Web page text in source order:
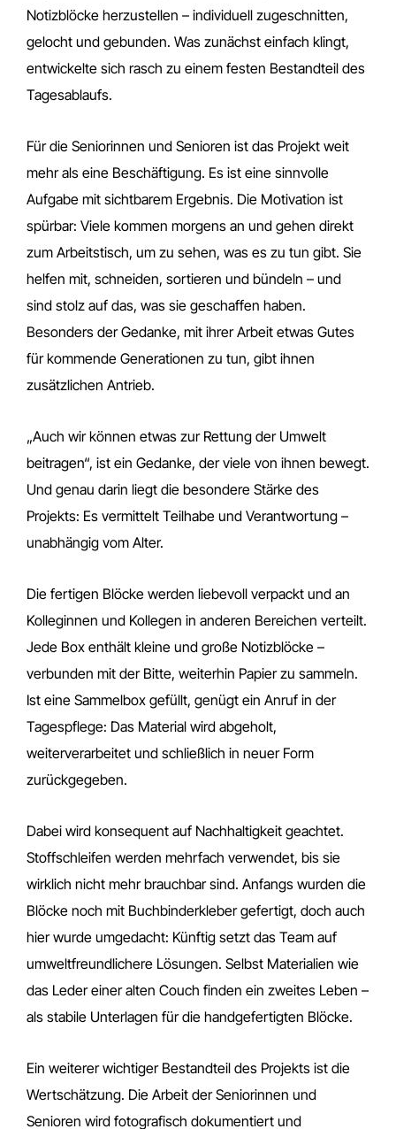
Notizblöcke herzustellen – individuell zugeschnitten,
gelocht und gebunden. Was zunächst einfach klingt,
entwickelte sich rasch zu einem festen Bestandteil des
Tagesablaufs.
Für die Seniorinnen und Senioren ist das Projekt weit
mehr als eine Beschäftigung. Es ist eine sinnvolle
Aufgabe mit sichtbarem Ergebnis. Die Motivation ist
spürbar: Viele kommen morgens an und gehen direkt
zum Arbeitstisch, um zu sehen, was es zu tun gibt. Sie
helfen mit, schneiden, sortieren und bündeln – und
sind stolz auf das, was sie geschaffen haben.
Besonders der Gedanke, mit ihrer Arbeit etwas Gutes
für kommende Generationen zu tun, gibt ihnen
zusätzlichen Antrieb.
„Auch wir können etwas zur Rettung der Umwelt
beitragen“, ist ein Gedanke, der viele von ihnen bewegt.
Und genau darin liegt die besondere Stärke des
Projekts: Es vermittelt Teilhabe und Verantwortung –
unabhängig vom Alter.
Die fertigen Blöcke werden liebevoll verpackt und an
Kolleginnen und Kollegen in anderen Bereichen verteilt.
Jede Box enthält kleine und große Notizblöcke –
verbunden mit der Bitte, weiterhin Papier zu sammeln.
Ist eine Sammelbox gefüllt, genügt ein Anruf in der
Tagespflege: Das Material wird abgeholt,
weiterverarbeitet und schließlich in neuer Form
zurückgegeben.
Dabei wird konsequent auf Nachhaltigkeit geachtet.
Stoffschleifen werden mehrfach verwendet, bis sie
wirklich nicht mehr brauchbar sind. Anfangs wurden die
Blöcke noch mit Buchbinderkleber gefertigt, doch auch
hier wurde umgedacht: Künftig setzt das Team auf
umweltfreundlichere Lösungen. Selbst Materialien wie
das Leder einer alten Couch finden ein zweites Leben –
als stabile Unterlagen für die handgefertigten Blöcke.
Ein weiterer wichtiger Bestandteil des Projekts ist die
Wertschätzung. Die Arbeit der Seniorinnen und
Senioren wird fotografisch dokumentiert und